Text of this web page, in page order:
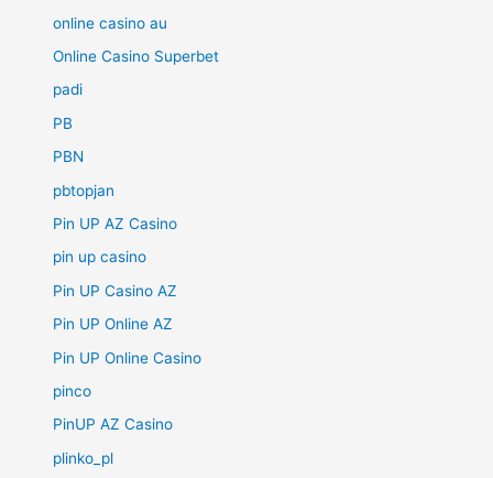
online casino au
Online Casino Superbet
padi
PB
PBN
pbtopjan
Pin UP AZ Casino
pin up casino
Pin UP Casino AZ
Pin UP Online AZ
Pin UP Online Casino
pinco
PinUP AZ Casino
plinko_pl